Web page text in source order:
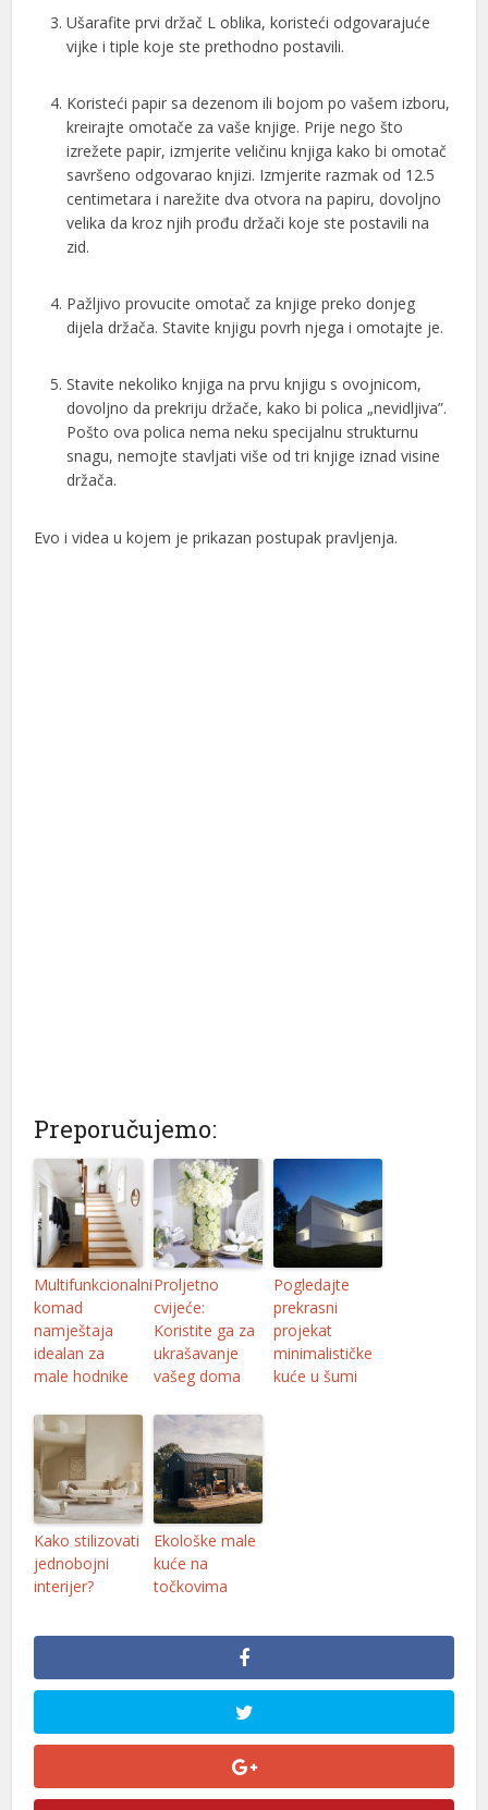
Ušarafite prvi držač L oblika, koristeći odgovarajuće
vijke i tiple koje ste prethodno postavili.
Koristeći papir sa dezenom ili bojom po vašem izboru,
kreirajte omotače za vaše knjige. Prije nego što
izrežete papir, izmjerite veličinu knjiga kako bi omotač
savršeno odgovarao knjizi. Izmjerite razmak od 12.5
centimetara i narežite dva otvora na papiru, dovoljno
velika da kroz njih prođu držači koje ste postavili na
zid.
Pažljivo provucite omotač za knjige preko donjeg
dijela držača. Stavite knjigu povrh njega i omotajte je.
Stavite nekoliko knjiga na prvu knjigu s ovojnicom,
dovoljno da prekriju držače, kako bi polica „nevidljiva”.
Pošto ova polica nema neku specijalnu strukturnu
snagu, nemojte stavljati više od tri knjige iznad visine
držača.
Evo i videa u kojem je prikazan postupak pravljenja.
Preporučujemo:
Multifunkcionalni
komad
namještaja
idealan za
male hodnike
Proljetno
cvijeće:
Koristite ga za
ukrašavanje
vašeg doma
Pogledajte
prekrasni
projekat
minimalističke
kuće u šumi
Kako stilizovati
jednobojni
interijer?
Ekološke male
kuće na
točkovima